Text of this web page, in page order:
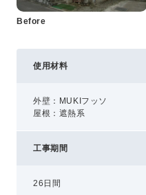
Before
使用材料
外壁：MUKIフッソ
屋根：遮熱系
工事期間
26日間